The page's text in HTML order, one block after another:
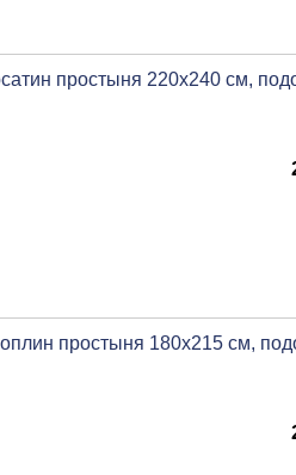
простыня 220х240 см,
простыня 180x215 см,